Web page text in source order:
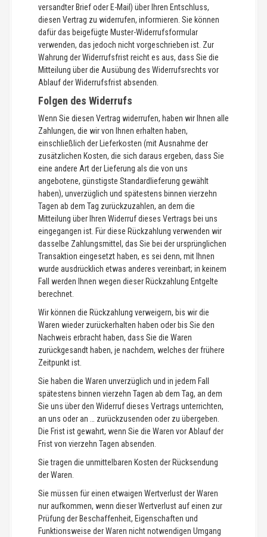
versandter Brief oder E-Mail) über Ihren Entschluss,
diesen Vertrag zu widerrufen, informieren. Sie können
dafür das beigefügte Muster-Widerrufsformular
verwenden, das jedoch nicht vorgeschrieben ist. Zur
Wahrung der Widerrufsfrist reicht es aus, dass Sie die
Mitteilung über die Ausübung des Widerrufsrechts vor
Ablauf der Widerrufsfrist absenden.
Folgen des Widerrufs
Wenn Sie diesen Vertrag widerrufen, haben wir Ihnen alle
Zahlungen, die wir von Ihnen erhalten haben,
einschließlich der Lieferkosten (mit Ausnahme der
zusätzlichen Kosten, die sich daraus ergeben, dass Sie
eine andere Art der Lieferung als die von uns
angebotene, günstigste Standardlieferung gewählt
haben), unverzüglich und spätestens binnen vierzehn
Tagen ab dem Tag zurückzuzahlen, an dem die
Mitteilung über Ihren Widerruf dieses Vertrags bei uns
eingegangen ist. Für diese Rückzahlung verwenden wir
dasselbe Zahlungsmittel, das Sie bei der ursprünglichen
Transaktion eingesetzt haben, es sei denn, mit Ihnen
wurde ausdrücklich etwas anderes vereinbart; in keinem
Fall werden Ihnen wegen dieser Rückzahlung Entgelte
berechnet.
Wir können die Rückzahlung verweigern, bis wir die
Waren wieder zurückerhalten haben oder bis Sie den
Nachweis erbracht haben, dass Sie die Waren
zurückgesandt haben, je nachdem, welches der frühere
Zeitpunkt ist.
Sie haben die Waren unverzüglich und in jedem Fall
spätestens binnen vierzehn Tagen ab dem Tag, an dem
Sie uns über den Widerruf dieses Vertrags unterrichten,
an uns oder an … zurückzusenden oder zu übergeben.
Die Frist ist gewahrt, wenn Sie die Waren vor Ablauf der
Frist von vierzehn Tagen absenden.
Sie tragen die unmittelbaren Kosten der Rücksendung
der Waren.
Sie müssen für einen etwaigen Wertverlust der Waren
nur aufkommen, wenn dieser Wertverlust auf einen zur
Prüfung der Beschaffenheit, Eigenschaften und
Funktionsweise der Waren nicht notwendigen Umgang